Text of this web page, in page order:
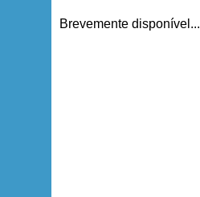
Brevemente disponível...